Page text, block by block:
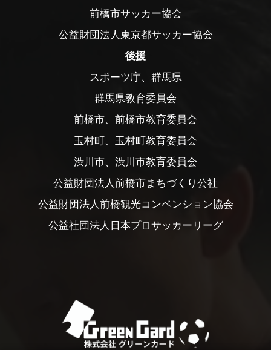
前橋市サッカー協会
公益財団法人東京都サッカー協会
後援
スポーツ庁、群馬県
群馬県教育委員会
前橋市、前橋市教育委員会
玉村町、玉村町教育委員会
渋川市、渋川市教育委員会
公益財団法人前橋市まちづくり公社
公益財団法人前橋観光コンベンション協会
公益社団法人日本プロサッカーリーグ